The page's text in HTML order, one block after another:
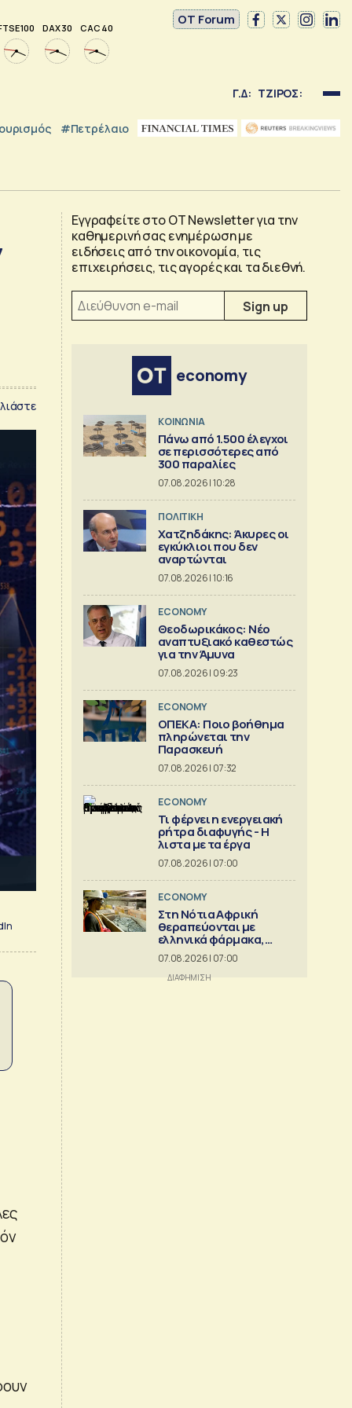
100 DAX 30 CAC 40
OT Forum
Γ.Δ: ΤΖΙΡΟΣ:
#Πετρέλαιο
Εγγραφείτε στο OT Newsletter για την
καθημερινή σας ενημέρωση με
ειδήσεις από την οικονομία, τις
επιχειρήσεις, τις αγορές και τα διεθνή.
economy
ΚΟΙΝΩΝΙΑ
Πάνω από 1.500 έλεγχοι
σε περισσότερες από
300 παραλίες
07.08.2026 | 10:28
ΠΟΛΙΤΙΚΗ
Χατζηδάκης: Άκυρες οι
εγκύκλιοι που δεν
αναρτώνται
07.08.2026 | 10:16
ECONOMY
Θεοδωρικάκος: Νέο
αναπτυξιακό καθεστώς
για την Άμυνα
07.08.2026 | 09:23
ECONOMY
ΟΠΕΚΑ: Ποιο βοήθημα
πληρώνεται την
Παρασκευή
07.08.2026 | 07:32
ECONOMY
Τι φέρνει η ενεργειακή
ρήτρα διαφυγής - Η
λιστα με τα έργα
07.08.2026 | 07:00
ECONOMY
Στη Νότια Αφρική
θεραπεύονται με
ελληνικά φάρμακα,
στέλνουν αργίλιο
07.08.2026 | 07:00